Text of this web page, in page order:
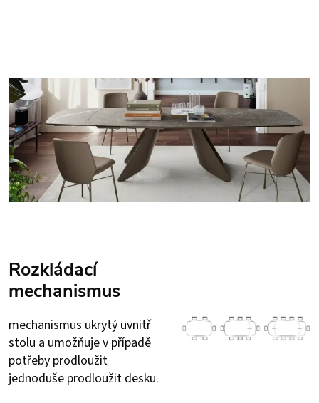
Rozkládací
mechanismus
mechanismus ukrytý uvnitř
stolu a umožňuje v případě
potřeby prodloužit
jednoduše prodloužit desku.